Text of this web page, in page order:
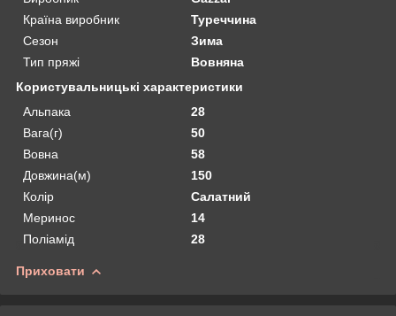
Країна виробник
Туреччина
Сезон
Зима
Тип пряжі
Вовняна
Користувальницькі характеристики
Альпака
28
Вага(г)
50
Вовна
58
Довжина(м)
150
Колір
Салатний
Меринос
14
Поліамід
28
Приховати